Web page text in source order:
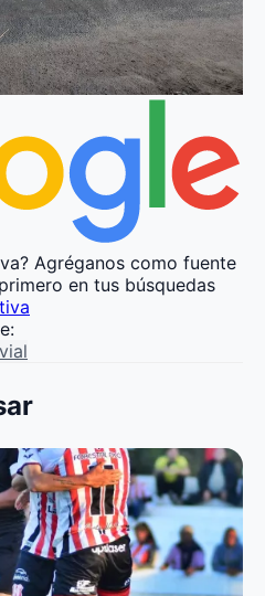
Agréganos como fuente
en tus búsquedas